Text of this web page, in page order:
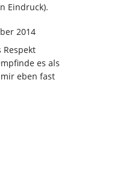
Eindruck).
2014
Respekt
es als
eben fast